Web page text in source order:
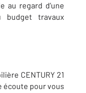
au regard d’une
budget travaux
CENTURY 21
écoute pour vous